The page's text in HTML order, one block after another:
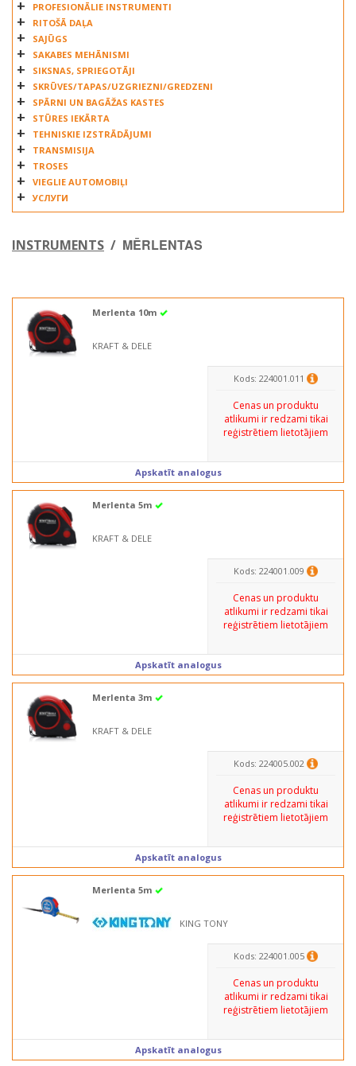
PROFESIONĀLIE INSTRUMENTI
RITOŠĀ DAĻA
SAJŪGS
SAKABES MEHĀNISMI
SIKSNAS, SPRIEGOTĀJI
SKRŪVES/TAPAS/UZGRIEZNI/GREDZENI
SPĀRNI UN BAGĀŽAS KASTES
STŪRES IEKĀRTA
TEHNISKIE IZSTRĀDĀJUMI
TRANSMISIJA
TROSES
VIEGLIE AUTOMOBIĻI
УСЛУГИ
INSTRUMENTS / MĒRLENTAS
Merlenta 10m
KRAFT & DELE
Kods: 224001.011
Cenas un produktu
atlikumi ir redzami tikai
reģistrētiem lietotājiem
Apskatīt analogus
Merlenta 5m
KRAFT & DELE
Kods: 224001.009
Cenas un produktu
atlikumi ir redzami tikai
reģistrētiem lietotājiem
Apskatīt analogus
Merlenta 3m
KRAFT & DELE
Kods: 224005.002
Cenas un produktu
atlikumi ir redzami tikai
reģistrētiem lietotājiem
Apskatīt analogus
Merlenta 5m
KING TONY
Kods: 224001.005
Cenas un produktu
atlikumi ir redzami tikai
reģistrētiem lietotājiem
Apskatīt analogus